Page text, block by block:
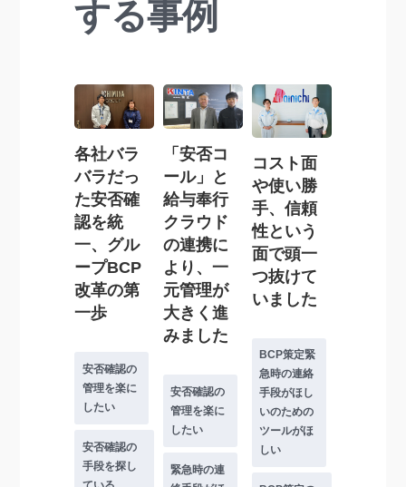
する事例
各社バラ
バラだっ
た安否確
認を統
一、グル
ープBCP
改革の第
一歩
安否確認の
管理を楽に
したい
安否確認の
手段を探し
「安否コ
ール」と
給与奉行
クラウド
の連携に
より、一
元管理が
大きく進
みました
安否確認の
管理を楽に
したい
緊急時の連
コスト面
や使い勝
手、信頼
性という
面で頭一
つ抜けて
いました
BCP策定緊
急時の連絡
手段がほし
いのための
ツールがほ
しい